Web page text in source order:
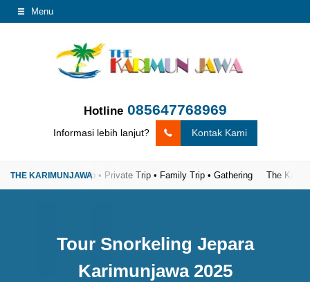
Menu
Hotline 085647768969
Informasi lebih lanjut? Kontak Kami
Open Trip • Private Trip • Family Trip • Gathering The
Tour Snorkeling Jepara
Karimunjawa 2025